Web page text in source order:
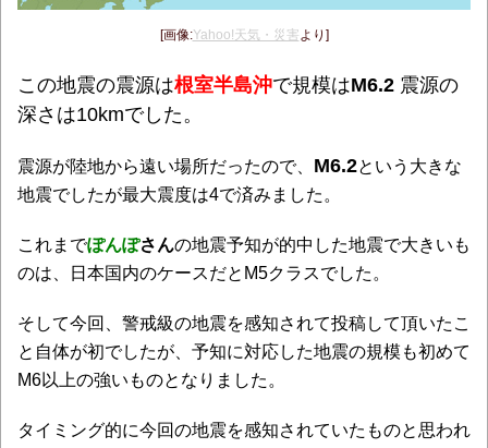
[画像:Yahoo!天気・災害より]
この地震の震源は根室半島沖で規模はM6.2 震源の
深さは10kmでした。
震源が陸地から遠い場所だったので、 M6.2という大きな
地震でしたが最大震度は4で済みました。
これまでぽんぽさんの地震予知が的中した地震で大きいも
のは、日本国内のケースだとM5クラスでした。
そして今回、警戒級の地震を感知されて投稿して頂いたこ
と自体が初でしたが、予知に対応した地震の規模も初めて
M6以上の強いものとなりました。
タイミング的に今回の地震を感知されていたものと思われ